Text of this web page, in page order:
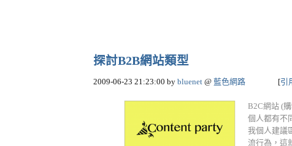
探討B2B網站類型
2009-06-23 21:23:00 by bluenet @ 藍色網路 [引
B2C網站 (
個人都有不
我個人建議
流行為，這